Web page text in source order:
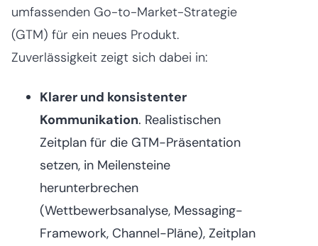
umfassenden Go-to-Market-Strategie
(GTM) für ein neues Produkt.
Zuverlässigkeit zeigt sich dabei in:
Klarer und konsistenter
Kommunikation. Realistischen
Zeitplan für die GTM-Präsentation
setzen, in Meilensteine
herunterbrechen
(Wettbewerbsanalyse, Messaging-
Framework, Channel-Pläne), Zeitplan